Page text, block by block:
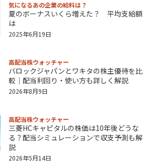
気になるあの企業の給料は？
夏のボーナスいくら増えた？ 平均支給額
は
2025年6月19日
高配当株ウォッチャー
バロックジャパンとワキタの株主優待を比
較｜配当利回り・使い方も詳しく解説
2026年8月9日
高配当株ウォッチャー
三菱HCキャピタルの株価は10年後どうな
る？配当シミュレーションで収支予測も解
説
2026年5月14日